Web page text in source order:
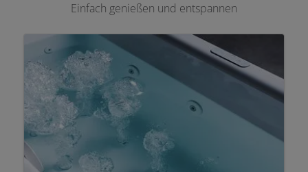
Einfach genießen und entspannen